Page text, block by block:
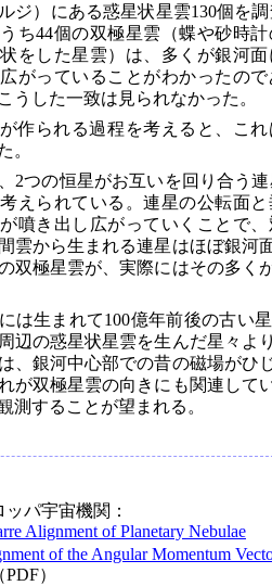
ジ）にある惑星状星雲130個を調
ち44個の双極星雲（蝶や砂時計
をした星雲）は、多くが銀河面
がっていることがわかったので
うした一致は見られなかった。
作られる過程を考えると、こ
。
2つの恒星がお互いを回り合う
えられている。連星の公転面
噴き出し広がっていくことで
雲から生まれる連星はほぼ銀河
双極星雲が、実際にはその多く
は生まれて100億年前後の古い
辺の惑星状星雲を生んだ星々よ
、銀河中心部での昔の磁場がひ
が双極星雲の向きにも関連して
測することが望まれる。
ッパ宇宙機関：
Alignment of Planetary Nebulae
of the Angular Momentum
）